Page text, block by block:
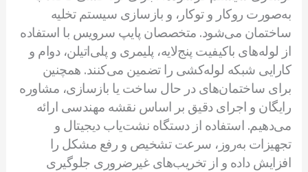
به‌صورت روکار و توکار، و بازسازی سیستم تخلیه
ساختمان می‌شود. متخصصان پایپ سرویس با استفاده
از لوله‌های باکیفیت پنج‌لایه، پلیمری و پلی‌اتیلن، دوام و
کارایی شبکه لوله‌کشی را تضمین می‌کنند. همچنین
برای ساختمان‌های در حال ساخت یا بازسازی، مشاوره
رایگان و اجرای دقیق بر اساس نقشه مهندسی ارائه
می‌دهیم. استفاده از دستگاه نشت‌یاب دیجیتال و
تجهیزات به‌روز، سرعت تشخیص و رفع مشکل را
افزایش داده و از تخریب‌های غیرضروری جلوگیری